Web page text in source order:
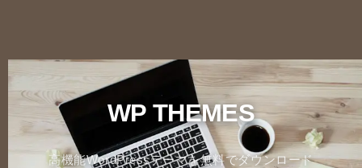
WP THEMES
高機能WordPressテーマを無料でダウンロード